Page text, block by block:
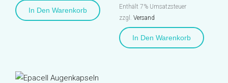
In Den Warenkorb
Enthält 7% Umsatzsteuer
zzgl. Versand
In Den Warenkorb